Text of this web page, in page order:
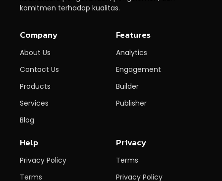
komitmen terhadap kualitas.
Company
About Us
Contact Us
Products
Services
Blog
Features
Analytics
Engagement
Builder
Publisher
Help
Privacy Policy
Terms
Privacy
Terms
Privacy Policy